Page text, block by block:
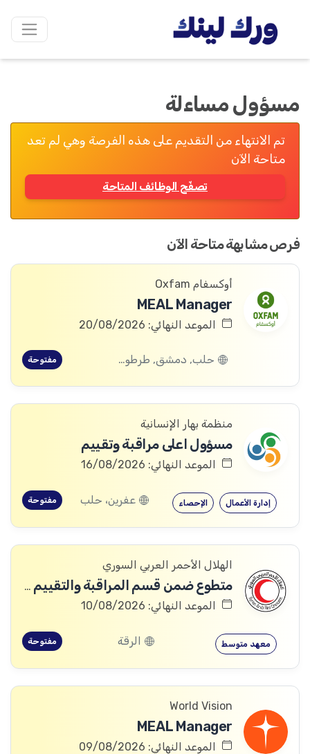
مسؤول مساءلة
تم الانتهاء من التقديم على هذه الفرصة وهي لم تعد
متاحة الآن
تصفّح الوظائف المتاحة
فرص مشابهة متاحة الآن
أوكسفام Oxfam
MEAL Manager
الموعد النهائي: 20/08/2026
حلب, دمشق, طرطوس, ريف دمشق, ديرالزور, درعا, السويداء, إدلب, القنيطرة, اللاذقية, الرقة, حمص, الحسكة, حماة مفتوحة
منظمة بهار الإنسانية
مسؤول اعلى مراقبة وتقييم
الموعد النهائي: 16/08/2026
الإحصاء إدارة الأعمال عفرين، حلب مفتوحة
الهلال الأحمر العربي السوري
متطوع ضمن قسم المراقبة والتقييم والتعلم (MEAL)
الموعد النهائي: 10/08/2026
معهد متوسط الرقة مفتوحة
World Vision
MEAL Manager
الموعد النهائي: 09/08/2026